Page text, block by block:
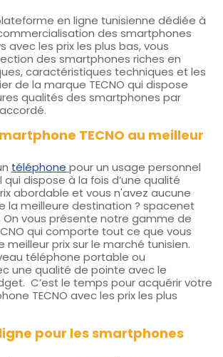
en ligne tunisienne dédiée à
des smartphones
avec les prix les plus bas, vous
des smartphones riches en
caractéristiques techniques et les
de la marque TECNO qui dispose
qualités des smartphones par
TECNO au meilleur
téléphone pour un usage personnel
dispose à la fois d’une qualité
abordable et vous n'avez aucune
la meilleure destination ? spacenet
On vous présente notre gamme de
qui comporte tout ce que vous
meilleur prix sur le marché tunisien.
téléphone portable ou
une qualité de pointe avec le
C’est le temps pour acquérir votre
TECNO avec les prix les plus
pour les smartphones